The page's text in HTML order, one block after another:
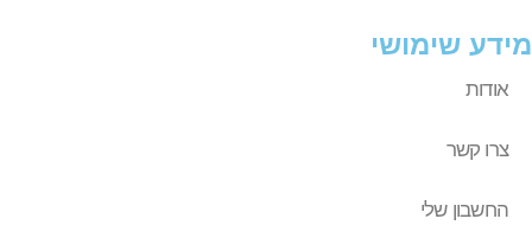
שימושי
אודות
צרו קשר
החשבון שלי